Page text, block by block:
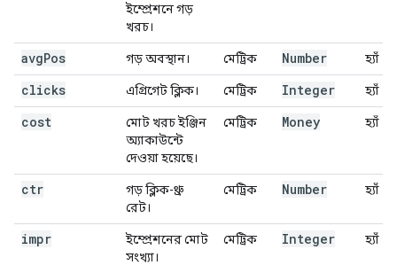
ইম্প্রেশনে গড়
খরচ।
avgPos গড় অবস্থান। মেট্রিক Number হ্যাঁ
clicks এগ্রিগেট ক্লিক। মেট্রিক Integer হ্যাঁ
cost
মোট খরচ ইঞ্জিন
অ্যাকাউন্টে
দেওয়া হয়েছে।
মেট্রিক Money হ্যাঁ
ctr
গড় ক্লিক-থ্রু
রেট।
মেট্রিক Number হ্যাঁ
impr
ইম্প্রেশনের মোট
সংখ্যা।
মেট্রিক Integer হ্যাঁ